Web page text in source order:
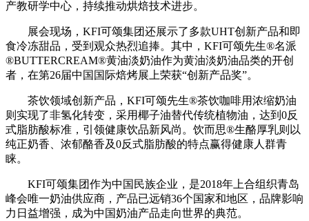
产教研学中心，持续推动烘焙技术进步。
展会现场，KFI可颂集团还展示了多款UHT创新产品和即
食冷冻甜品，受到观众热烈追捧。其中，KFI可颂先生®名派
®BUTTERCREAM®黄油淡奶油作为黄油淡奶油品类的开创
者，在第26届中国国际焙烤展上荣获“创新产品奖”。
茶饮领域创新产品，KFI可颂先生®茶饮咖啡用浓缩奶油
则实现了非氢化转变，采用椰子油替代传统植物油，达到0反
式脂肪酸标准，引领健康饮品新风尚。饮而思®生酪厚乳则以
纯正奶香、浓郁酪香及0反式脂肪酸的特点赢得健康人群青
睐。
KFI可颂集团作为中国民族企业，是2018年上合组织青岛
峰会唯一奶油供应商，产品已远销36个国家和地区，品牌影响
力日益增强，成为中国奶油产品走向世界的典范。